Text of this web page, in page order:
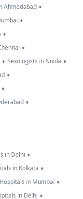
Ahmedabad •
•
•
•
• Sexologists in Noida •
•
•
•
in Delhi •
in Kolkata •
in Mumbai •
in Delhi •